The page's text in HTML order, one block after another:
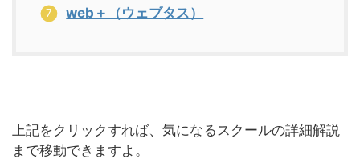
web＋（ウェブタス）
上記をクリックすれば、気になるスクールの詳細解説
まで移動できますよ。